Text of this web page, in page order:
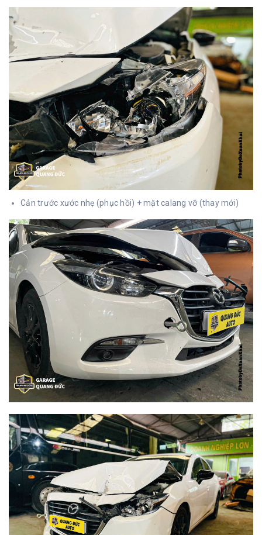
Cản trước xước nhẹ (phục hồi) + mặt calang vỡ (thay mới)